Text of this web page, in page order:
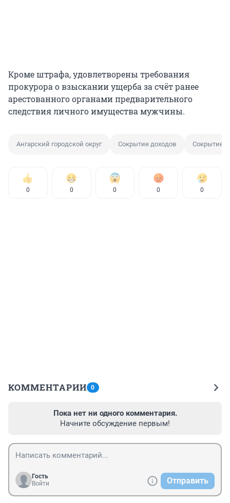
Кроме штрафа, удовлетворены требования
прокурора о взыскании ущерба за счёт ранее
арестованного органами предварительного
следствия личного имущества мужчины.
Ангарский городской округ Сокрытие доходов Сокрытие
0 0 0 0 0
КОММЕНТАРИИ 0
Пока нет ни одного комментария.
Начните обсуждение первым!
Гость
Войти
Отправить